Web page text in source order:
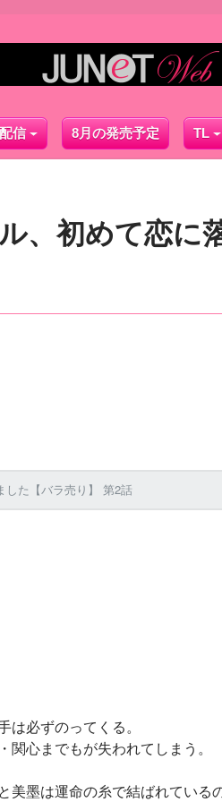
信 8月の発売予定 TL
、初めて恋に
した【バラ売り】 第2話
必ずのってくる。
心までもが失われてしまう。
美墨は運命の糸で結ばれている